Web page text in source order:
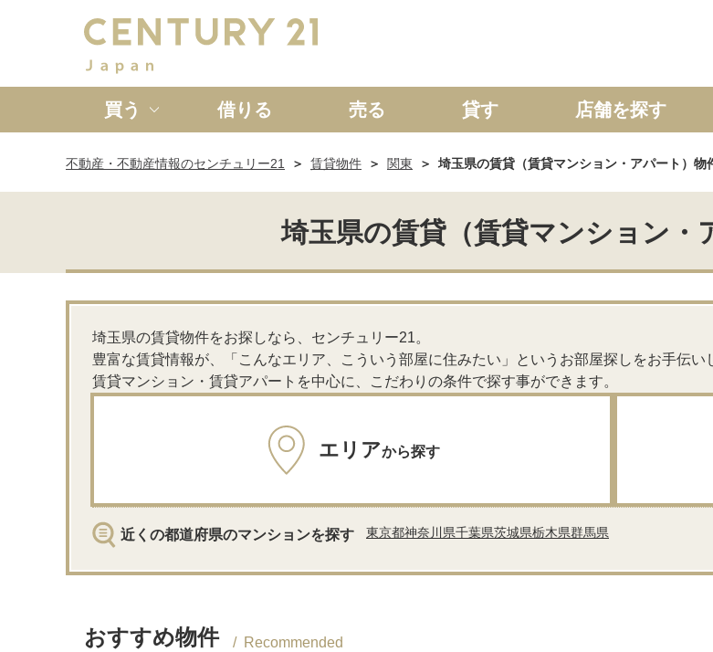
買う
新築一戸建て 中古一戸建て マンション 土地
借りる 売る 貸す 店舗を探す
不動産・不動産情報のセンチュリー21 賃貸物件 関東 埼玉県の賃貸（賃貸マンション・アパート）物
埼玉県の賃貸（賃貸マンション・
埼玉県の賃貸物件をお探しなら、センチュリー21。
豊富な賃貸情報が、「こんなエリア、こういう部屋に住みたい」というお部屋探しをお手伝い
賃貸マンション・賃貸アパートを中心に、こだわりの条件で探す事ができます。
エリアから探す
近くの都道府県のマンションを探す 東京都神奈川県千葉県茨城県栃木県群馬県
おすすめ物件 Recommended